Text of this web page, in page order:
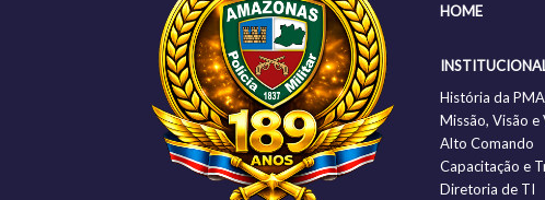
HOME
História da
Missão, Visão e
Alto Comando
Capacitação e
Diretoria de TI